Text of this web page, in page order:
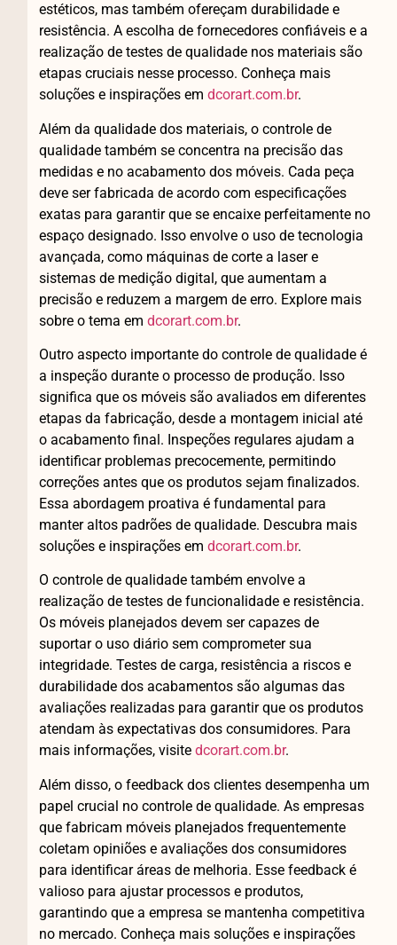
estéticos, mas também ofereçam durabilidade e
resistência. A escolha de fornecedores confiáveis e a
realização de testes de qualidade nos materiais são
etapas cruciais nesse processo. Conheça mais
soluções e inspirações em dcorart.com.br.
Além da qualidade dos materiais, o controle de
qualidade também se concentra na precisão das
medidas e no acabamento dos móveis. Cada peça
deve ser fabricada de acordo com especificações
exatas para garantir que se encaixe perfeitamente no
espaço designado. Isso envolve o uso de tecnologia
avançada, como máquinas de corte a laser e
sistemas de medição digital, que aumentam a
precisão e reduzem a margem de erro. Explore mais
sobre o tema em dcorart.com.br.
Outro aspecto importante do controle de qualidade é
a inspeção durante o processo de produção. Isso
significa que os móveis são avaliados em diferentes
etapas da fabricação, desde a montagem inicial até
o acabamento final. Inspeções regulares ajudam a
identificar problemas precocemente, permitindo
correções antes que os produtos sejam finalizados.
Essa abordagem proativa é fundamental para
manter altos padrões de qualidade. Descubra mais
soluções e inspirações em dcorart.com.br.
O controle de qualidade também envolve a
realização de testes de funcionalidade e resistência.
Os móveis planejados devem ser capazes de
suportar o uso diário sem comprometer sua
integridade. Testes de carga, resistência a riscos e
durabilidade dos acabamentos são algumas das
avaliações realizadas para garantir que os produtos
atendam às expectativas dos consumidores. Para
mais informações, visite dcorart.com.br.
Além disso, o feedback dos clientes desempenha um
papel crucial no controle de qualidade. As empresas
que fabricam móveis planejados frequentemente
coletam opiniões e avaliações dos consumidores
para identificar áreas de melhoria. Esse feedback é
valioso para ajustar processos e produtos,
garantindo que a empresa se mantenha competitiva
no mercado. Conheça mais soluções e inspirações